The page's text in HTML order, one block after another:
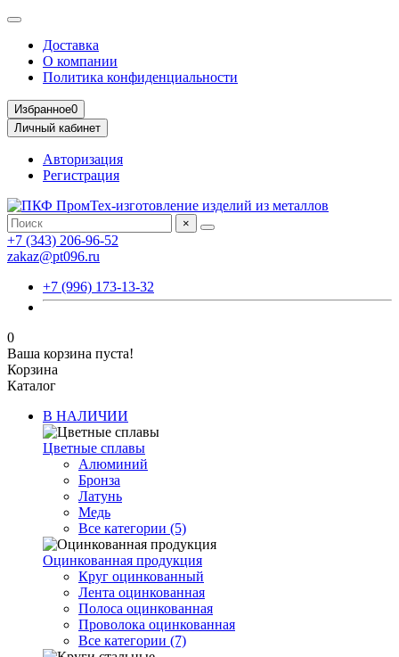
Доставка
О компании
Политика конфиденциальности
Избранное0
Личный кабинет
Авторизация
Регистрация
×
+7 (343) 206-96-52
zakaz@pt096.ru
+7 (996) 173-13-32
0
Ваша корзина пуста!
Корзина
Каталог
В НАЛИЧИИ
Цветные сплавы
Алюминий
Бронза
Латунь
Медь
Все категории (5)
Оцинкованная продукция
Круг оцинкованный
Лента оцинкованная
Полоса оцинкованная
Проволока оцинкованная
Все категории (7)